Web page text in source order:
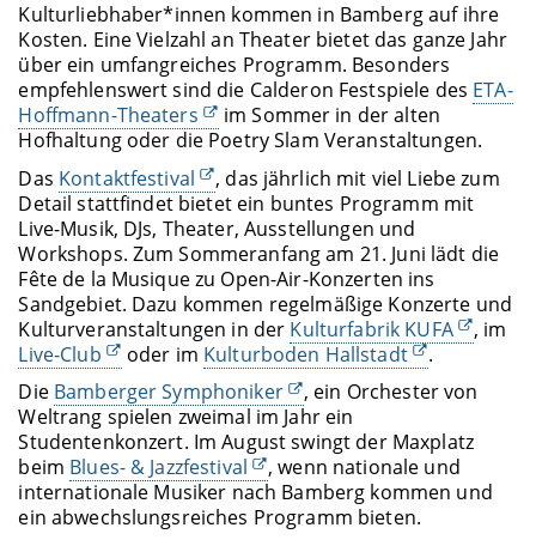
Kulturliebhaber*innen kommen in Bamberg auf ihre
Kosten. Eine Vielzahl an Theater bietet das ganze Jahr
über ein umfangreiches Programm. Besonders
empfehlenswert sind die Calderon Festspiele des ETA-
Hoffmann-Theaters
im Sommer in der alten
Hofhaltung oder die Poetry Slam Veranstaltungen.
Das Kontaktfestival
, das jährlich mit viel Liebe zum
Detail stattfindet bietet ein buntes Programm mit
Live-Musik, DJs, Theater, Ausstellungen und
Workshops. Zum Sommeranfang am 21. Juni lädt die
Fête de la Musique zu Open-Air-Konzerten ins
Sandgebiet. Dazu kommen regelmäßige Konzerte und
Kulturveranstaltungen in der Kulturfabrik KUFA
, im
Live-Club
oder im Kulturboden Hallstadt
.
Die Bamberger Symphoniker
, ein Orchester von
Weltrang spielen zweimal im Jahr ein
Studentenkonzert. Im August swingt der Maxplatz
beim Blues- & Jazzfestival
, wenn nationale und
internationale Musiker nach Bamberg kommen und
ein abwechslungsreiches Programm bieten.